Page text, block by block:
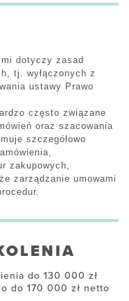
dotyczy zasad
tj. wyłączonych z
ustawy Prawo
często związane
oraz szacowania
szczegółowo
zakupowych,
zarządzanie umowami
do 130 000 zł
do 170 000 zł netto